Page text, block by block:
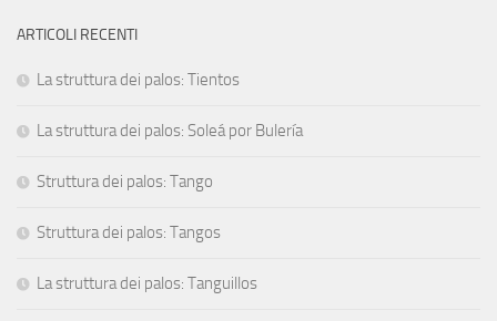
ARTICOLI RECENTI
La struttura dei palos: Tientos
La struttura dei palos: Soleá por Bulería
Struttura dei palos: Tango
Struttura dei palos: Tangos
La struttura dei palos: Tanguillos